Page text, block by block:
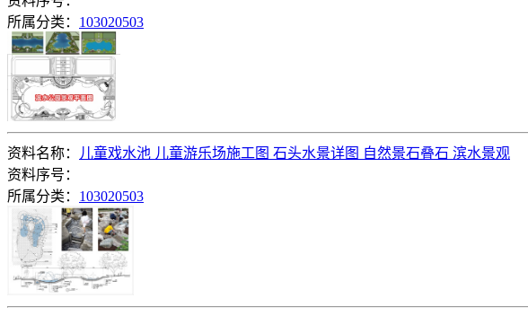
所属分类： 103020503
资料名称：
儿童戏水池 儿童游乐场施工图 石头水景详图 自然景石叠石 滨水景观
资料序号：
所属分类： 103020503